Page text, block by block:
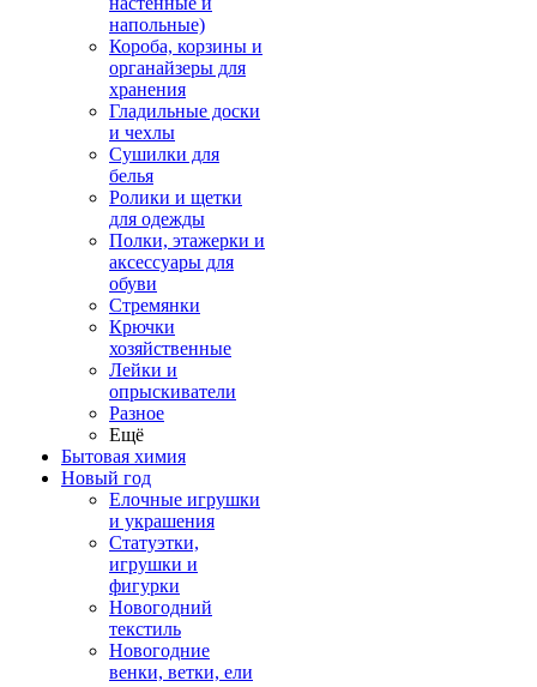
напольные)
Короба, корзины и
органайзеры для
хранения
Гладильные доски
и чехлы
Сушилки для
белья
Ролики и щетки
для одежды
Полки, этажерки и
аксессуары для
обуви
Стремянки
Крючки
хозяйственные
Лейки и
опрыскиватели
Разное
Ещё
Бытовая химия
Новый год
Елочные игрушки
и украшения
Статуэтки,
игрушки и
фигурки
Новогодний
текстиль
Новогодние
венки, ветки, ели